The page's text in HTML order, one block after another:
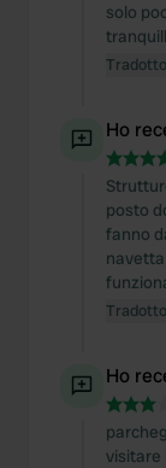
solo
Ho
posto
fanno
Ho
visitare